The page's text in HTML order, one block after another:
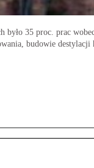
35 proc. prac
budowie